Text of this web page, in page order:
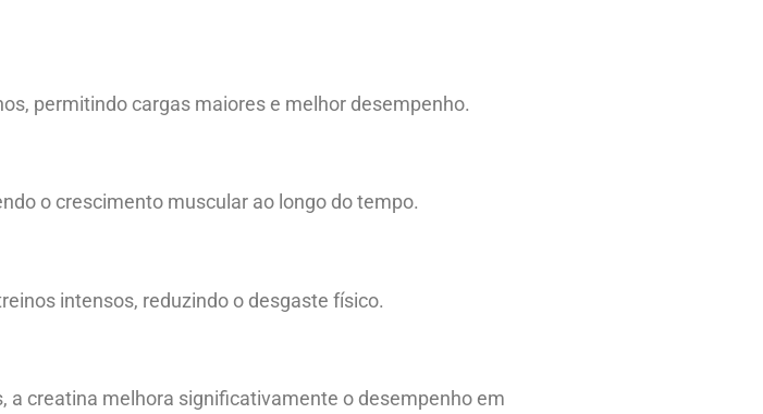
permitindo cargas maiores e melhor desempenho.
o crescimento muscular ao longo do tempo.
intensos, reduzindo o desgaste físico.
a creatina melhora significativamente o desempenho em